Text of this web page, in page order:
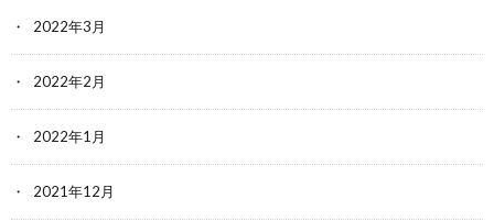
2022年3月
2022年2月
2022年1月
2021年12月